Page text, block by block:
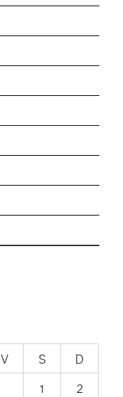
V S
D
1
2